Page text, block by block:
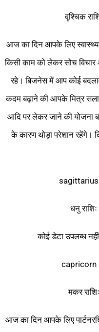
वृश्चिक
आज का दिन आपके लिए
किसी काम को लेकर सोच
रहे। बिजनेस में आप कोई
कदम बढ़ाने की आपके मित्र
आदि पर लेकर जाने की योजना
के कारण थोड़ा परेशान रहेंगे।
धनु
कोई डेटा उपलब्ध
capricorn
मकर
आज का दिन आपके लिए